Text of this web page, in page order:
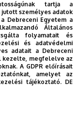
Egyetem tér
téri
emelet, 313.
tartja a
személyes adatok
Debreceni Egyetem a
Általános
folyamatait és
és adatvédelmi
adatait a Debreceni
kezelte, megfelelve az
A GDPR előírásait
amelyet az
tájékoztató. DE